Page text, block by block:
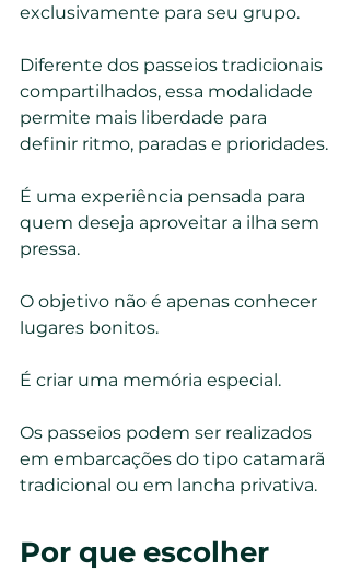
exclusivamente para seu grupo.
Diferente dos passeios tradicionais
compartilhados, essa modalidade
permite mais liberdade para
definir ritmo, paradas e prioridades.
É uma experiência pensada para
quem deseja aproveitar a ilha sem
pressa.
O objetivo não é apenas conhecer
lugares bonitos.
É criar uma memória especial.
Os passeios podem ser realizados
em embarcações do tipo catamarã
tradicional ou em lancha privativa.
Por que escolher